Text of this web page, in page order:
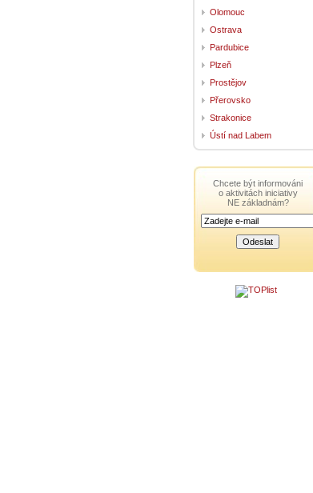
Olomouc
Ostrava
Pardubice
Plzeň
Prostějov
Přerovsko
Strakonice
Ústí nad Labem
Chcete být informováni
o aktivitách iniciativy
NE základnám?